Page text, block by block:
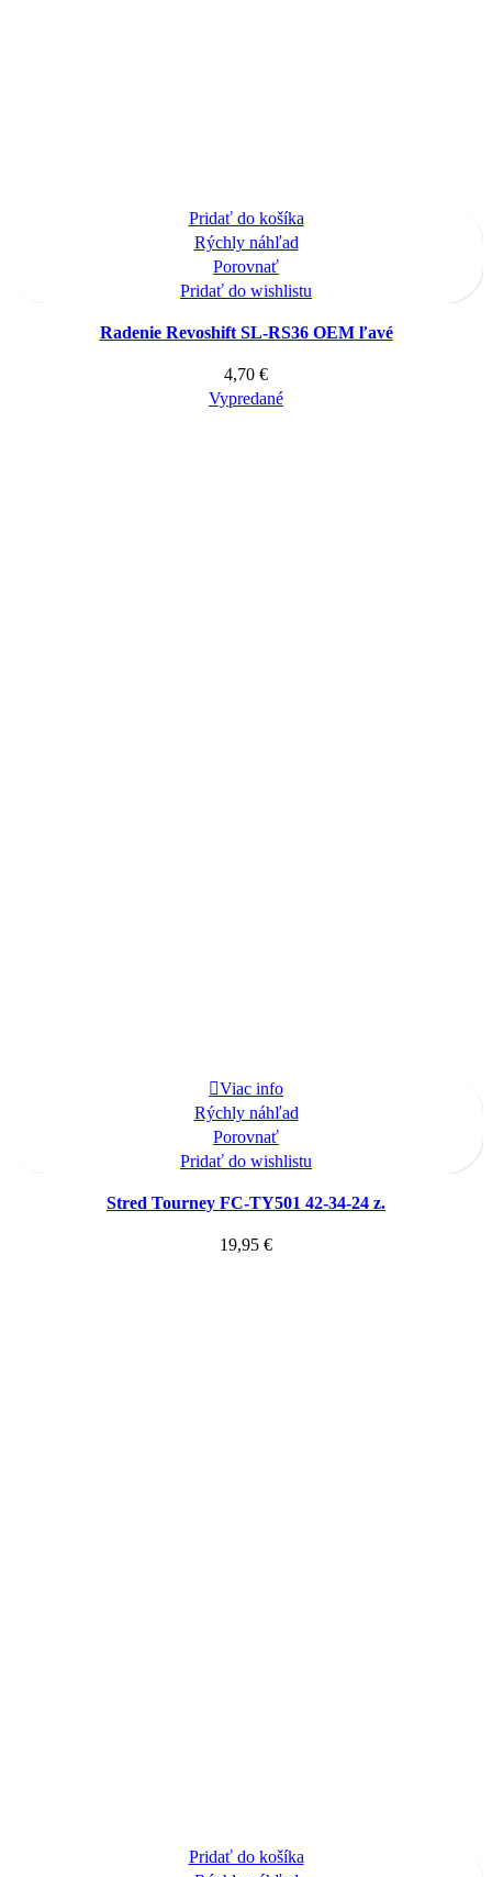
Pridať do košíka
Rýchly náhľad
Porovnať
Pridať do wishlistu
Radenie Revoshift SL-RS36 OEM ľavé
4,70 €
Vypredané
Viac info
Rýchly náhľad
Porovnať
Pridať do wishlistu
Stred Tourney FC-TY501 42-34-24 z.
19,95 €
Pridať do košíka